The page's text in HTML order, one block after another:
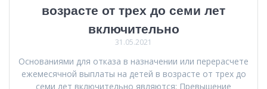
возрасте от трех до семи лет
включительно
31.05.2021
Основаниями для отказа в назначении или перерасчете
ежемесячной выплаты на детей в возрасте от трех до
семи лет включительно являются: Превышение